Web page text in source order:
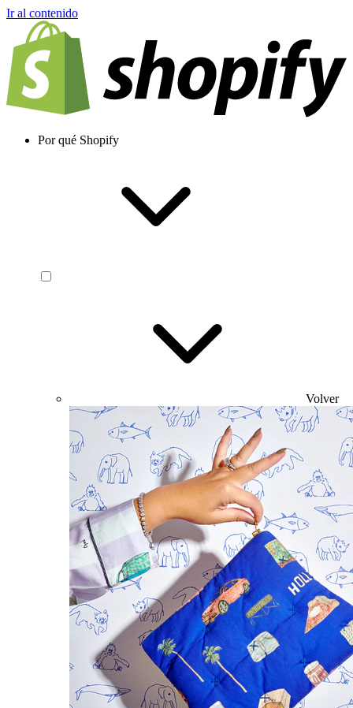
Ir al contenido
Por qué Shopify
Volver